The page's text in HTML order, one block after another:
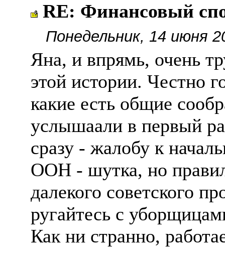
RE: Финансовый
Понедельник, 14 июня
Яна, и впрямь, очень
этой истории. Честно
какие есть общие
услышаали в первый
сразу - жалобу к
ООН - шутка, но
далекого советского
ругайтесь с
Как ни странно,